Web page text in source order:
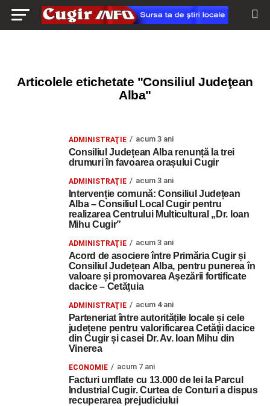
Articolele etichetate "Consiliul Judeţean
Alba"
ADMINISTRAŢIE acum 3 ani
Consiliul Județean Alba renunță la trei
drumuri în favoarea orașului Cugir
ADMINISTRAŢIE acum 3 ani
Intervenție comună: Consiliul Județean
Alba – Consiliul Local Cugir pentru
realizarea Centrului Multicultural „Dr. Ioan
Mihu Cugir”
ADMINISTRAŢIE acum 3 ani
Acord de asociere între Primăria Cugir și
Consiliul Județean Alba, pentru punerea în
valoare și promovarea Aşezării fortificate
dacice – Cetăţuia
ADMINISTRAŢIE acum 4 ani
Parteneriat între autoritățile locale și cele
județene pentru valorificarea Cetății dacice
din Cugir și casei Dr. Av. Ioan Mihu din
Vinerea
ECONOMIE acum 7 ani
Facturi umflate cu 13.000 de lei la Parcul
Industrial Cugir. Curtea de Conturi a dispus
recuperarea prejudiciului